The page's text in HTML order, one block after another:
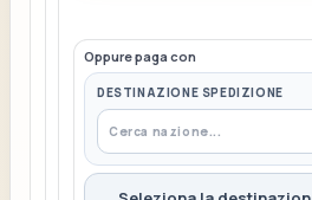
Oppure paga con
DESTINAZIONE SPEDIZIONE